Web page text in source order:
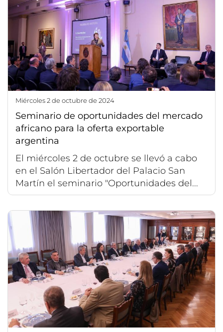
miércoles 2 de octubre de 2024
Seminario de oportunidades del mercado
africano para la oferta exportable
argentina
El miércoles 2 de octubre se llevó a cabo
en el Salón Libertador del Palacio San
Martín el seminario "Oportunidades del...